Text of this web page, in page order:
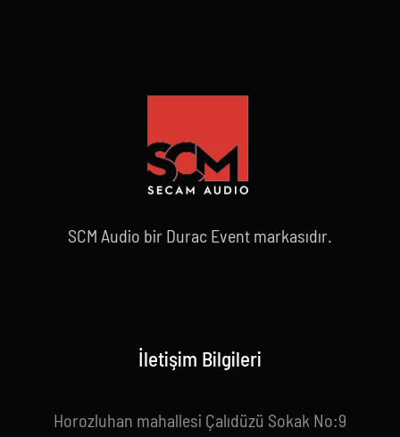
SCM Audio bir Durac Event markasıdır.
İletişim Bilgileri
Horozluhan mahallesi Çalıdüzü Sokak No:9